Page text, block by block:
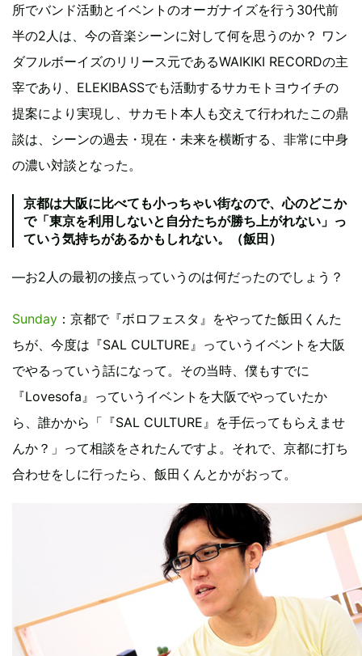
所でバンド活動とイベントのオーガナイズを行う30代前
半の2人は、今の音楽シーンに対して何を思うのか？ ワン
ダフルボーイズのリリース元であるWAIKIKI RECORDの主
宰であり、ELEKIBASSでも活動するサカモトヨウイチの
提案により実現し、サカモト本人も交えて行われたこの鼎
談は、シーンの過去・現在・未来を横断する、非常に中身
の濃い対談となった。
京都は大阪に比べても小っちゃい街なので、心のどこか
で「東京を利用しないと自分たちが勝ち上がれない」っ
ていう気持ちがあるかもしれない。（飯田）
―お2人の最初の接点っていうのは何だったのでしょう？
Sunday ：京都で『ボロフェスタ』をやってた飯田くんた
ちが、今度は『SAL CULTURE』っていうイベントを大阪
でやるっていう話になって。その当時、僕もすでに
『Lovesofa』っていうイベントを大阪でやっていたか
ら、誰かから「『SAL CULTURE』を手伝ってもらえませ
んか？」って相談をされたんですよ。それで、京都に打ち
合わせをしに行ったら、飯田くんとかがおって。